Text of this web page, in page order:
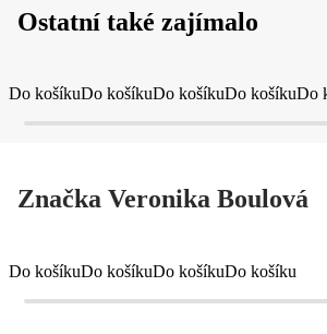
Ostatní také zajímalo
Do košíkuDo košíkuDo košíkuDo košíkuDo
Značka Veronika Boulová
Do košíkuDo košíkuDo košíkuDo košíku